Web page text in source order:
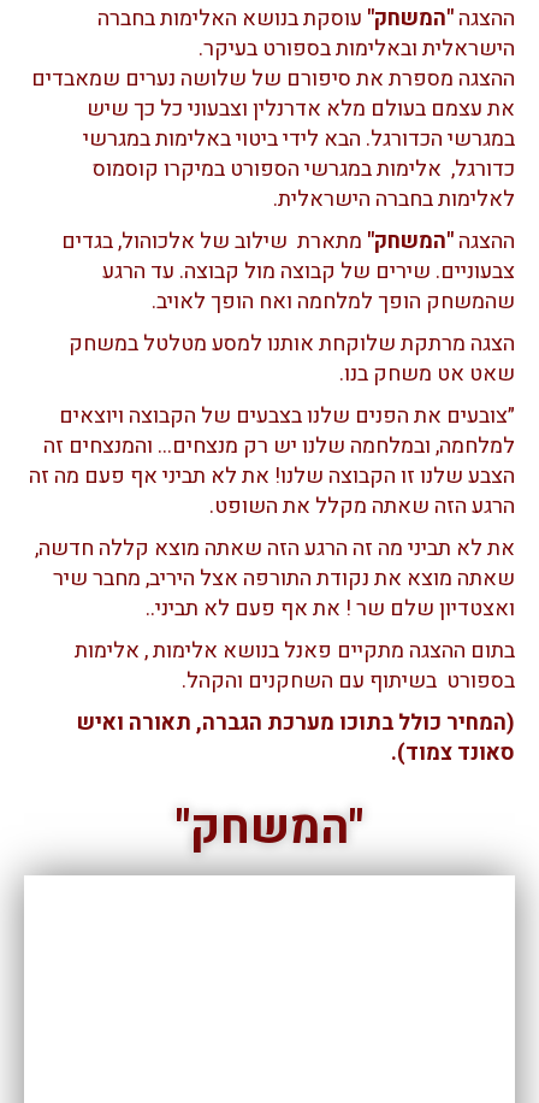
ההצגה"המשחק" עוסקת בנושא האלימות בחברה
הישראלית ובאלימות בספורט בעיקר.
ההצגה מספרת את סיפורם של שלושה נערים שמאבדים
את עצמם בעולם מלא אדרנלין וצבעוני כל כך שיש
במגרשי הכדורגל. הבא לידי ביטוי באלימות במגרשי
כדורגל, אלימות במגרשי הספורט במיקרו קוסמוס
לאלימות בחברה הישראלית.
ההצגה"המשחק" מתארת שילוב של אלכוהול, בגדים
צבעוניים. שירים של קבוצה מול קבוצה. עד הרגע
שהמשחק הופך למלחמה ואח הופך לאויב.
הצגה מרתקת שלוקחת אותנו למסע מטלטל במשחק
שאט אט משחק בנו.
״צובעים את הפנים שלנו בצבעים של הקבוצה ויוצאים
למלחמה, ובמלחמה שלנו יש רק מנצחים… והמנצחים זה
הצבע שלנו זו הקבוצה שלנו! את לא תביני אף פעם מה זה
הרגע הזה שאתה מקלל את השופט.
את לא תביני מה זה הרגע הזה שאתה מוצא קללה חדשה,
שאתה מוצא את נקודת התורפה אצל היריב, מחבר שיר
ואצטדיון שלם שר ! את אף פעם לא תביני..
בתום ההצגה מתקיים פאנל בנושא אלימות , אלימות
בספורט בשיתוף עם השחקנים והקהל.
(המחיר כולל בתוכו מערכת הגברה, תאורה ואיש
סאונד צמוד).
"המשחק"